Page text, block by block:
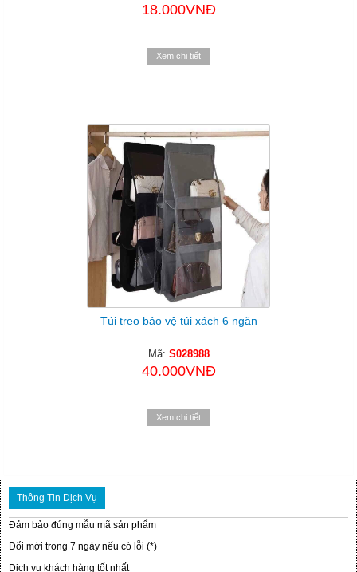
18.000VNĐ
Xem chi tiết
Túi treo bảo vệ túi xách 6 ngăn
Mã: S028988
40.000VNĐ
Xem chi tiết
Thông Tin Dịch Vụ
Đảm bảo đúng mẫu mã sản phẩm
Đổi mới trong 7 ngày nếu có lỗi (*)
Dịch vụ khách hàng tốt nhất